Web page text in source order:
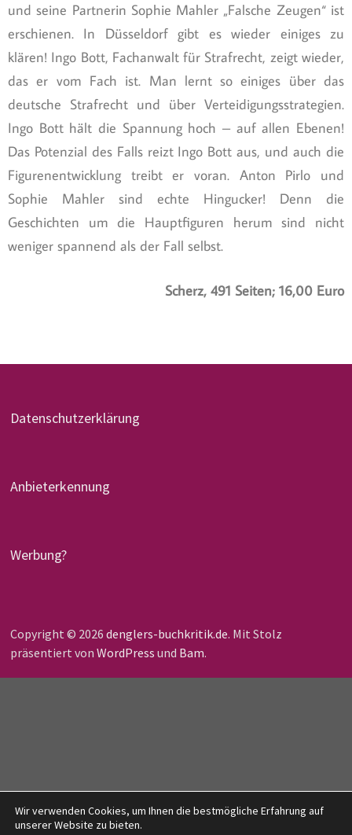
und seine Partnerin Sophie Mahler „Falsche Zeugen“ ist
erschienen. In Düsseldorf gibt es wieder einiges zu
klären! Ingo Bott, Fachanwalt für Strafrecht, zeigt wieder,
das er vom Fach ist. Man lernt so einiges über das
deutsche Strafrecht und über Verteidigungsstrategien.
Ingo Bott hält die Spannung hoch – auf allen Ebenen!
Das Potenzial des Falls reizt Ingo Bott aus, und auch die
Figurenentwicklung treibt er voran. Anton Pirlo und
Sophie Mahler sind echte Hingucker! Denn die
Geschichten um die Hauptfiguren herum sind nicht
weniger spannend als der Fall selbst.
Scherz, 491 Seiten; 16,00 Euro
Datenschutzerklärung
Anbieterkennung
Werbung?
Copyright © 2026 denglers-buchkritik.de. Mit Stolz
präsentiert von WordPress und Bam.
Wir verwenden Cookies, um Ihnen die bestmögliche Erfahrung auf
unserer Website zu bieten.